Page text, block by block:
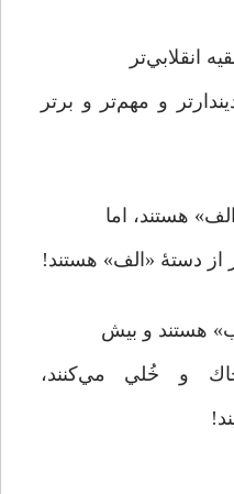
انقلابي‌تر
و مهم‌تر و برتر
هستند، اما
از دستۀ «الف» هستند!
هستند و بيش
و خُلي مي‌كنند،